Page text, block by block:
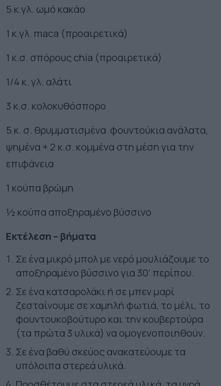
5 κ.γλ. ωμό κακάο
1 κ.γλ. maca (προαιρετικά)
1 κ.σ. σπόρους chia (προαιρετικά)
1/4 κ. γλ. αλάτι
3 κ.σ. κολοκυθόσπορο
5 κ. σ. θρυμματισμένα φουντούκια ανάλατα,
ψημένα + 2 κ.σ. κομμένα στη μέση για την
επιφάνεια
1 κούπα βρώμη
½ κούπα αποξηραμένο βύσσινο
Εκτέλεση – βήματα
Σε ένα μικρό μπολ με νερό μουλιάζουμε το
αποξηραμένο βύσσινο για 30’ περίπου.
Σε ένα κατσαρολάκι ή σε μπεν μαρί
ζεσταίνουμε σε χαμηλή φωτιά, το μέλι, το
φουντουκοβούτυρο και την κουβερτούρα
(τα πρώτα 3 υλικά) να ομογενοποιηθούν.
Σε ένα βαθύ σκεύος ανακατεύουμε τα
υπόλοιπα στερεά υλικά.